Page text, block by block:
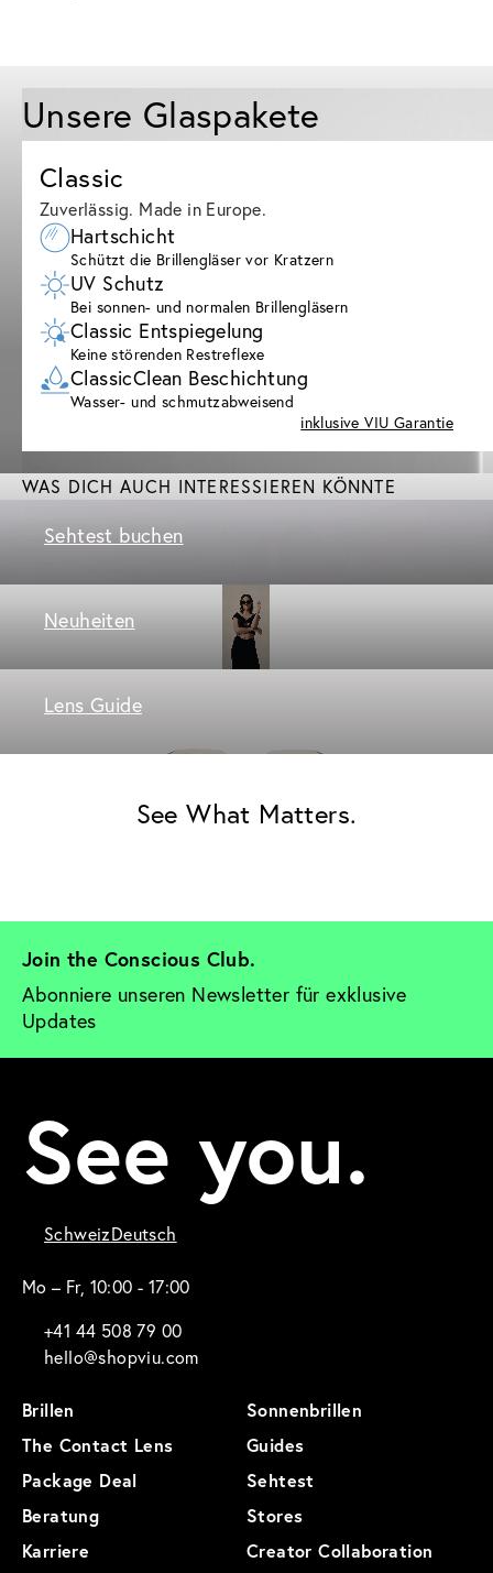
Unsere Glaspakete
Classic
Zuverlässig. Made in Europe.
Hartschicht
Schützt die Brillengläser vor Kratzern
UV Schutz
Bei sonnen- und normalen Brillengläsern
Classic Entspiegelung
Keine störenden Restreflexe
ClassicClean Beschichtung
Wasser- und schmutzabweisend
inklusive VIU Garantie
WAS DICH AUCH INTERESSIEREN KÖNNTE
Sehtest buchen
Neuheiten
Lens Guide
See What Matters.
Join the Conscious Club.
Abonniere unseren Newsletter für exklusive
Updates
See you.
SchweizDeutsch
Mo – Fr, 10:00 - 17:00
+41 44 508 79 00
hello@shopviu.com
Brillen
Sonnenbrillen
The Contact Lens
Guides
Package Deal
Sehtest
Beratung
Stores
Karriere
Creator Collaboration